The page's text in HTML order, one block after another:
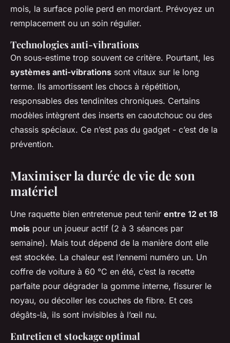
mois, la surface polie perd en mordant. Prévoyez un
remplacement ou un soin régulier.
Technologies anti-vibrations
On sous-estime trop souvent ce critère. Pourtant, les
systèmes anti-vibrations sont vitaux sur le long
terme. Ils amortissent les chocs à répétition,
responsables des tendinites chroniques. Certains
modèles intègrent des inserts en caoutchouc ou des
chassis spéciaux. Ce n’est pas du gadget - c’est de la
prévention.
Maximiser la durée de vie de son
matériel
Une raquette bien entretenue peut tenir entre 12 et 18
mois pour un joueur actif (2 à 3 séances par
semaine). Mais tout dépend de la manière dont elle
est stockée. La chaleur est l’ennemi numéro un. Un
coffre de voiture à 60 °C en été, c’est la recette
parfaite pour dégrader la gomme interne, fissurer le
noyau, ou décoller les couches de fibre. Et ces
dégâts-là, ils sont invisibles à l’œil nu.
Entretien et stockage optimal